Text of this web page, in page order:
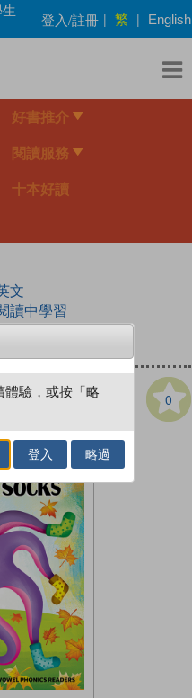
登入/註冊 | 繁 | English
好書推介
閱讀服務
十本好讀
文
讀中學習
0
體驗，或按「略
登入 略過